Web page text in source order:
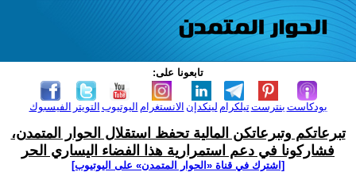
تابعونا على:
الفيسبوك التويتر اليوتيوب الانستغرام لينكدإن تيلكرامبنترست بودكاست
تبرعاتكم وتبرعاتكن المالية تحفظ استقلال الحوار المتمدن،
فشاركونا في دعم استمرارية هذا الفضاء اليساري الحر
[اشترك في قناة ‫«الحوار المتمدن» على اليوتيوب]